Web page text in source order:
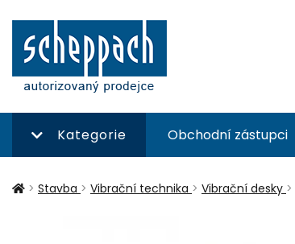
Kategorie Obchodní zástupci
> Stavba > Vibrační technika > Vibrační desky >